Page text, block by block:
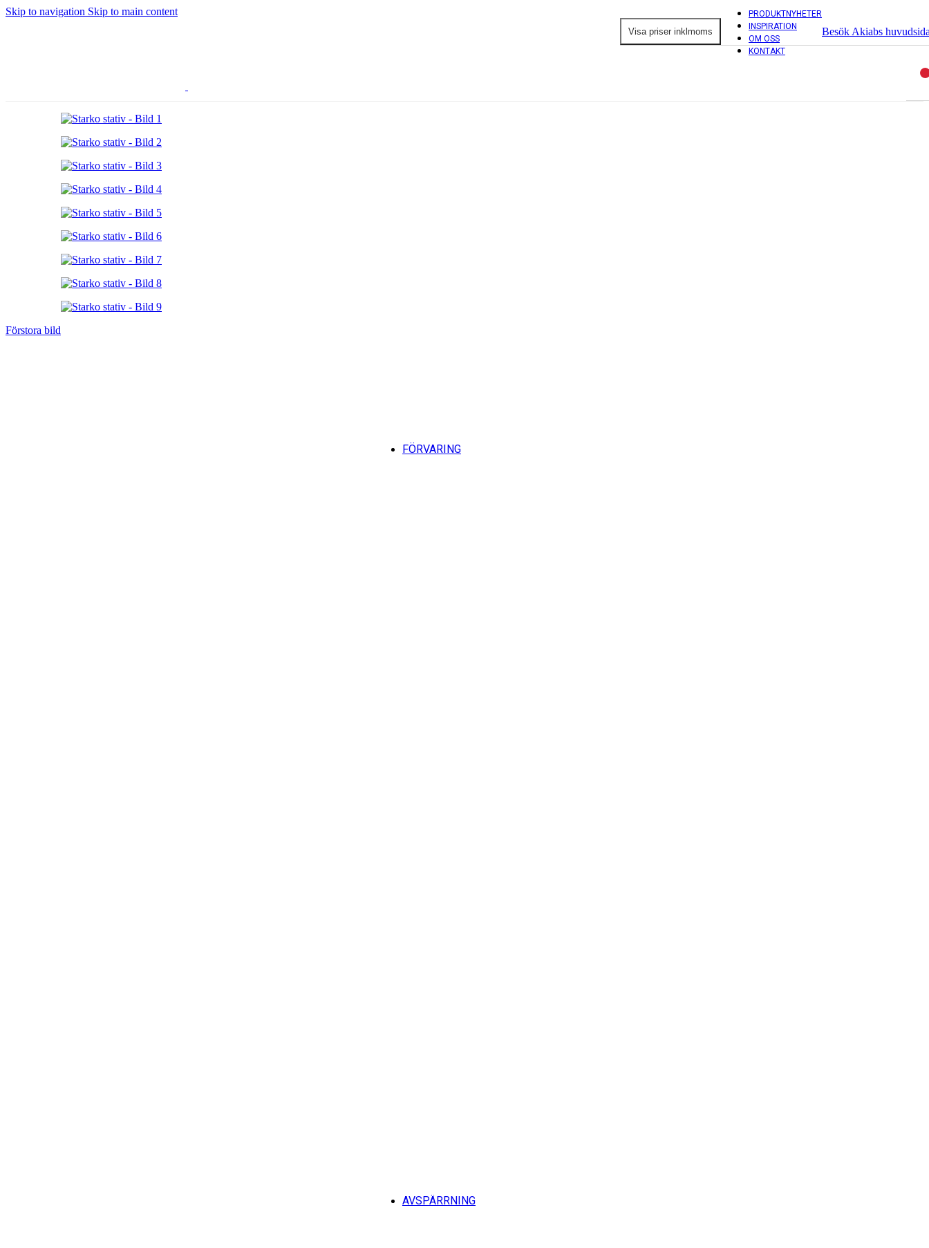
Skip to navigation Skip to main content
PRODUKTNYHETER
INSPIRATION
OM OSS
KONTAKT
Besök Akiabs
FÖRVARING
AVSPÄRRNING
Förstora bild